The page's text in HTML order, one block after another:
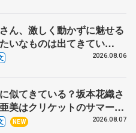
ん、激しく動かずに魅せる
たいなものは出てきてい
兄さん〟と慕うレジェンド
2026.08.06
似てきている？坂本花織さ
美はクリケットのサマーキ
島田麻央はたくさん試合に
NEW 2026.08.07